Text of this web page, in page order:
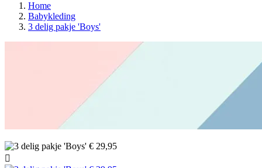
Home
Babykleding
3 delig pakje 'Boys'
